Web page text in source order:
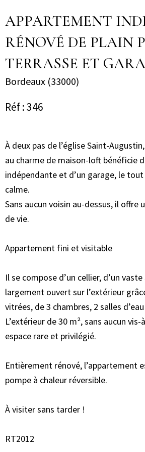
APPARTEMENT
RÉNOVÉ DE PLAIN
TERRASSE ET
Bordeaux (33000)
Réf : 346
À deux pas de l’église Saint-
au charme de maison-loft bénéficie
indépendante et d’un garage, le
calme.
Sans aucun voisin au-dessus, il
de vie.
Appartement fini et visitable
Il se compose d’un cellier, d’un
largement ouvert sur l’extérieur
vitrées, de 3 chambres, 2 salles
L’extérieur de 30 m², sans aucun
espace rare et privilégié.
Entièrement rénové, l’appartement
pompe à chaleur réversible.
À visiter sans tarder !
RT2012